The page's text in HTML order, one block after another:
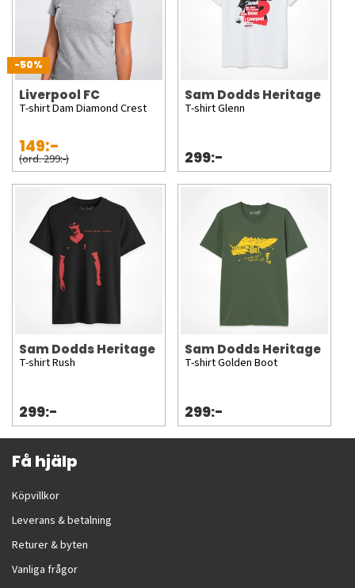
-50%
Liverpool FC
T-shirt Dam Diamond Crest
149:-
(ord. 299:-)
Sam Dodds Heritage
T-shirt Glenn
299:-
Sam Dodds Heritage
T-shirt Rush
299:-
Sam Dodds Heritage
T-shirt Golden Boot
299:-
Få hjälp
Köpvillkor
Leverans & betalning
Returer & byten
Vanliga frågor